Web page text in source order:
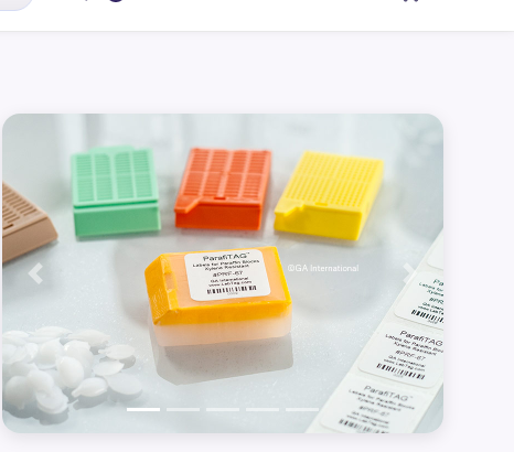
Précédent Suivant